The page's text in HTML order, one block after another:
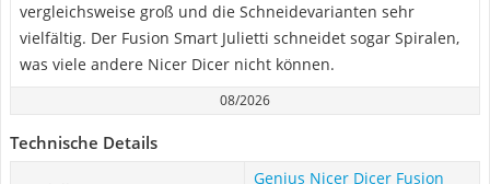
vergleichsweise groß und die Schneidevarianten sehr
vielfältig. Der Fusion Smart Julietti schneidet sogar Spiralen,
was viele andere Nicer Dicer nicht können.
08/2026
Technische Details
Genius Nicer Dicer Fusion